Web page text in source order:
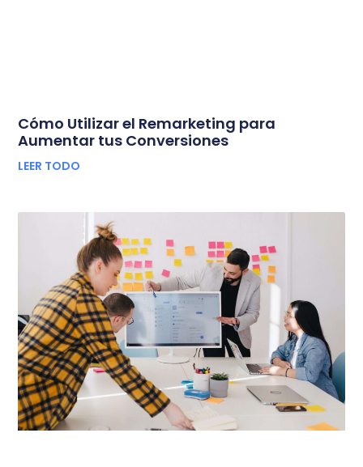
Cómo Utilizar el Remarketing para
Aumentar tus Conversiones
LEER TODO